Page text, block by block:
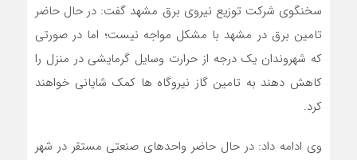
سخنگوی شرکت توزیع نیروی برق مشهد گفت: در حال حاضر
تامین برق در مشهد با مشکل مواجه نیست؛ اما در صورتی
که شهروندان یک درجه از حرارت وسایل گرمایشی در منزل را
کاهش دهند به تامین گاز نیروگاه ها کمک شایانی خواهند
کرد.
وی ادامه داد: در حال حاضر واحدهای صنعتی مستقر در شهر